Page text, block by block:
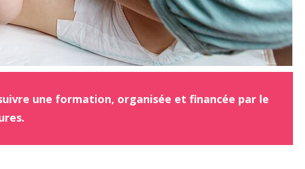
une formation, organisée et financée par le